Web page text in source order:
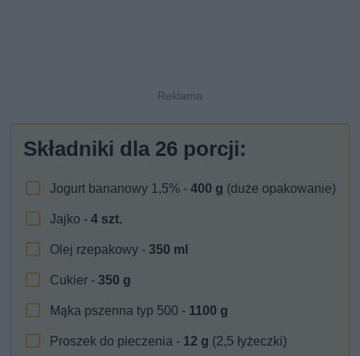
Składniki dla 26 porcji:
Jogurt bananowy 1,5% -400 g (duże opakowanie)
Jajko -4 szt.
Olej rzepakowy -350 ml
Cukier -350 g
Mąka pszenna typ 500 - 1100 g
Proszek do pieczenia - 12 g (2,5 łyżeczki)